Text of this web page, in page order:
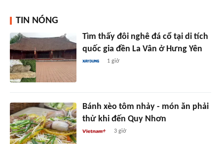
TIN NÓNG
Tìm thấy đôi nghê đá cổ tại di tích
quốc gia đền La Vân ở Hưng Yên
1 giờ
Bánh xèo tôm nhảy - món ăn phải
thử khi đến Quy Nhơn
3 giờ